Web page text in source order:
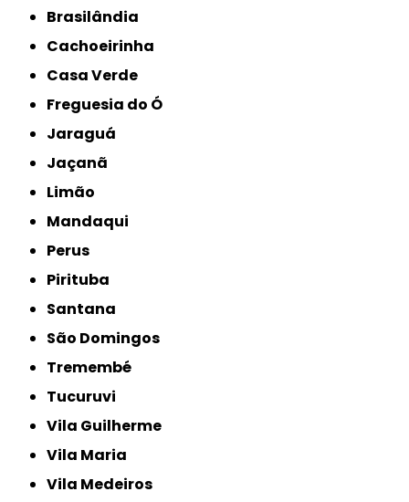
Brasilândia
Cachoeirinha
Casa Verde
Freguesia do Ó
Jaraguá
Jaçanã
Limão
Mandaqui
Perus
Pirituba
Santana
São Domingos
Tremembé
Tucuruvi
Vila Guilherme
Vila Maria
Vila Medeiros